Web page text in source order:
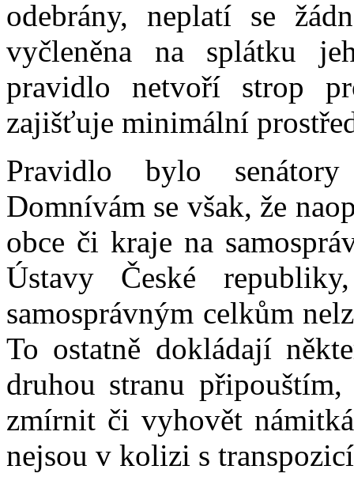
odebrány, neplatí se
vyčleněna na splátku
pravidlo netvoří strop
zajišťuje minimální
Pravidlo bylo
Domnívám se však, že
obce či kraje na
Ústavy České
samosprávným celkům
To ostatně dokládají
druhou stranu
zmírnit či vyhovět
nejsou v kolizi s